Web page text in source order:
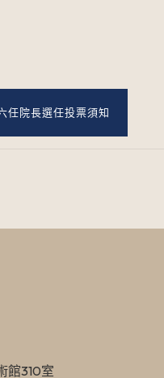
任院長選任投票須知
館310室